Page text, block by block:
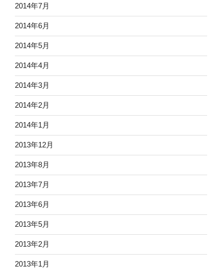
2014年7月
2014年6月
2014年5月
2014年4月
2014年3月
2014年2月
2014年1月
2013年12月
2013年8月
2013年7月
2013年6月
2013年5月
2013年2月
2013年1月